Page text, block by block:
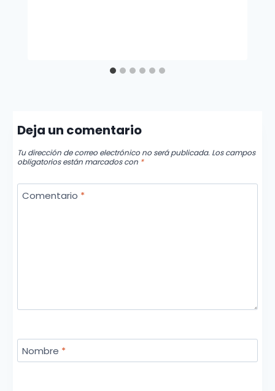
Deja un comentario
Tu dirección de correo electrónico no será publicada. Los campos
obligatorios están marcados con *
Comentario *
Nombre *